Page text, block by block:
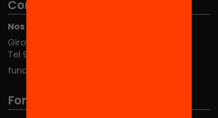
Contacto
Nos puedes encontrar en el HUB Social
Girona 34, interior 08010 Barcelona
Tel 934 588 700
fundacio@equitat.org
Formamos parte de...